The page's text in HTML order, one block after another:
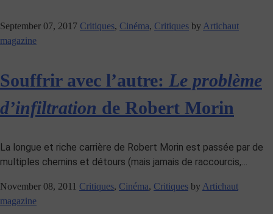
September 07, 2017 Critiques, Cinéma, Critiques byArtichaut
magazine
Souffrir avec l’autre: Le problème
d’infiltration de Robert Morin
La longue et riche carrière de Robert Morin est passée par de
multiples chemins et détours (mais jamais de raccourcis,…
November 08, 2011 Critiques, Cinéma, Critiques by Artichaut
magazine